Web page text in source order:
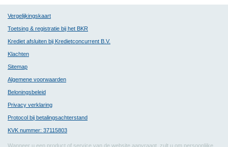
Vergelijkingskaart
Toetsing & registratie bij het BKR
Krediet afsluiten bij Kredietconcurrent B.V.
Klachten
Sitemap
Algemene voorwaarden
Beloningsbeleid
Privacy verklaring
Protocol bij betalingsachterstand
KVK nummer: 37115803
Wanneer u een product of service van de website aanvraagt, zult u om persoonlijke